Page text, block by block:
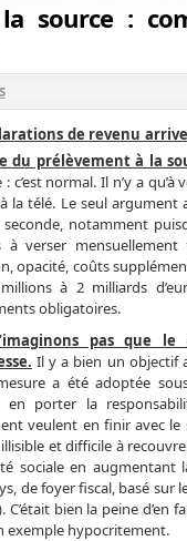
source :
de revenu
du prélèvement à la
c’est normal. Il n’y a
la télé. Le seul
seconde, notamment
à verser mensuellement
opacité, coûts
à 2 milliards
obligatoires.
pas que
Il y a bien un objectif
a été adoptée
en porter la
veulent en finir avec le
et difficile à
sociale en augmentant
de foyer fiscal, basé sur
bien la peine
exemple hypocritement.